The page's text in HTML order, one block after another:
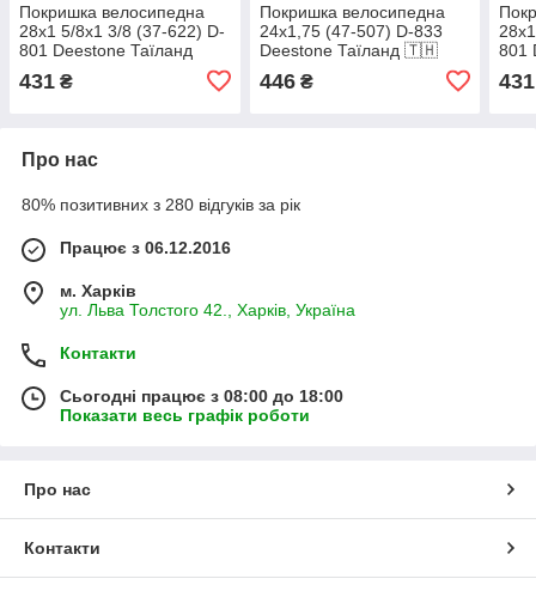
Покришка велосипедна
28x1 5/8x1 3/8 (37-622) D-
801 Deestone Таїланд
431 ₴
Покришка велосипедна
24х1,75 (47-507) D-833
Deestone Таїланд 🇹🇭
446₴
801
431
Про нас
80% позитивних з 280 відгуків за рік
Працює з 06.12.2016
м. Харків
ул. Льва Толстого 42., Харків, Україна
Контакти
Сьогодні працює з 08:00 до 18:00
Показати весь графік роботи
Про нас
Контакти